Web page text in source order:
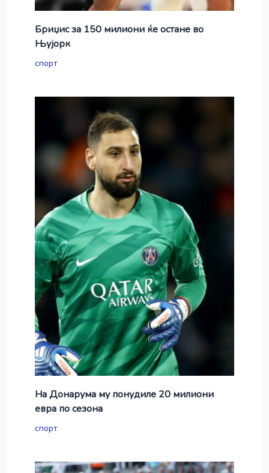
Бриџис за 150 милиони ќе остане во
Њујорк
спорт
На Донарума му понудиле 20 милиони
евра по сезона
спорт